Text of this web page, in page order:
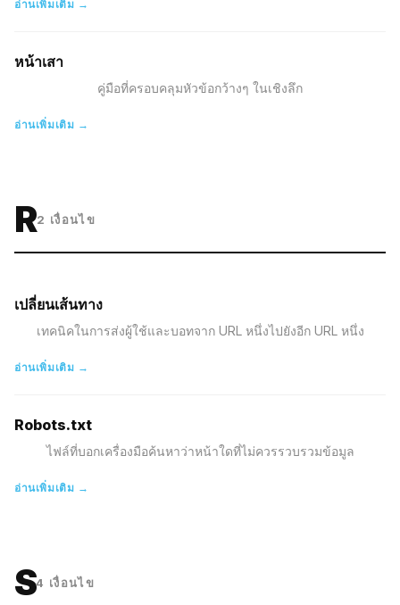
อ่านเพิ่มเติม →
หน้าเสา
คู่มือที่ครอบคลุมหัวข้อกว้างๆ ในเชิงลึก
อ่านเพิ่มเติม →
R2 เงื่อนไข
เปลี่ยนเส้นทาง
เทคนิคในการส่งผู้ใช้และบอทจาก URL หนึ่งไปยังอีก URL หนึ่ง
อ่านเพิ่มเติม →
Robots.txt
ไฟล์ที่บอกเครื่องมือค้นหาว่าหน้าใดที่ไม่ควรรวบรวมข้อมูล
อ่านเพิ่มเติม →
S4 เงื่อนไข